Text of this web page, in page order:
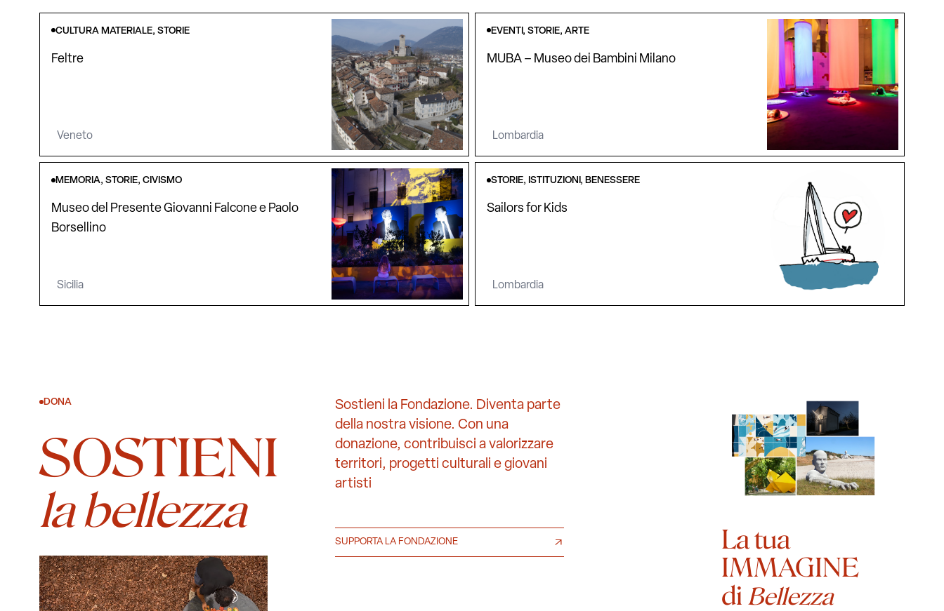
CULTURA MATERIALE, STORIE
Feltre
Veneto
EVENTI, STORIE, ARTE
MUBA – Museo dei Bambini Milano
Lombardia
MEMORIA, STORIE, CIVISMO
Museo del Presente Giovanni Falcone e Paolo
Borsellino
Sicilia
STORIE, ISTITUZIONI, BENESSERE
Sailors for Kids
Lombardia
DONA
SOSTIENI
la bellezza
Sostieni la Fondazione. Diventa parte
della nostra visione. Con una
donazione, contribuisci a valorizzare
territori, progetti culturali e giovani
artisti
SUPPORTA LA FONDAZIONE
La tua
IMMAGINE
di Bellezza